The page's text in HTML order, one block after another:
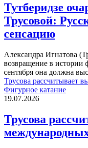
Тутберидзе
Трусовой:
сенсацию
Александра Игнатова
возвращение в истории
сентября она должна
Трусова рассчитывает
Фигурное катание
19.07.2026
Трусова